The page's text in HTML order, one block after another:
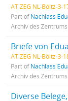
AT ZEG NL-Böltz-3-
Part ofNachlass
Archiv des
Briefe von
AT ZEG NL-Böltz-3-
Part ofNachlass
Archiv des
Diverse